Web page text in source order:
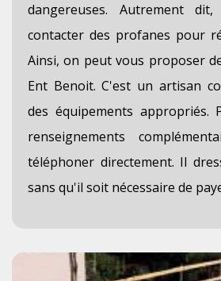
dangereuses. Autrement
contacter des profanes pour
Ainsi, on peut vous proposer
Ent Benoit. C'est un artisan
des équipements appropriés.
renseignements
téléphoner directement. Il
sans qu'il soit nécessaire de